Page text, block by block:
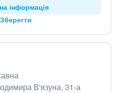
інформація
Зберегти
В'язуна, 31-а